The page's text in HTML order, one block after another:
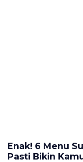
Enak! 6 Menu
Pasti Bikin